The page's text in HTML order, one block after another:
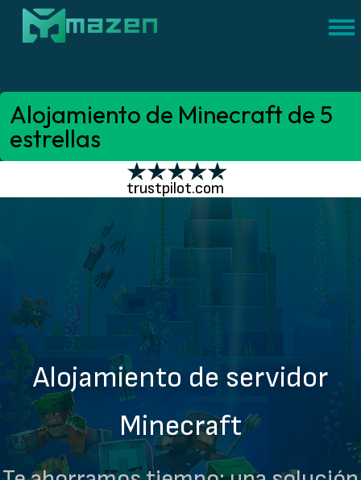
Alojamiento de Minecraft de 5
estrellas
trustpilot.com
Alojamiento de servidor
Minecraft